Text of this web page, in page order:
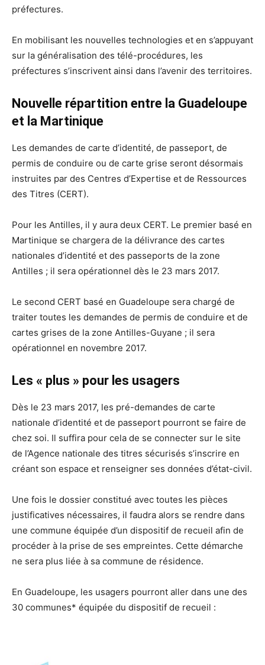
préfectures.
En mobilisant les nouvelles technologies et en s’appuyant
sur la généralisation des télé-procédures, les
préfectures s’inscrivent ainsi dans l’avenir des territoires.
Nouvelle répartition entre la Guadeloupe
et la Martinique
Les demandes de carte d’identité, de passeport, de
permis de conduire ou de carte grise seront désormais
instruites par des Centres d’Expertise et de Ressources
des Titres (CERT).
Pour les Antilles, il y aura deux CERT. Le premier basé en
Martinique se chargera de la délivrance des cartes
nationales d’identité et des passeports de la zone
Antilles ; il sera opérationnel dès le 23 mars 2017.
Le second CERT basé en Guadeloupe sera chargé de
traiter toutes les demandes de permis de conduire et de
cartes grises de la zone Antilles-Guyane ; il sera
opérationnel en novembre 2017.
Les « plus » pour les usagers
Dès le 23 mars 2017, les pré-demandes de carte
nationale d’identité et de passeport pourront se faire de
chez soi. Il suffira pour cela de se connecter sur le site
de l’Agence nationale des titres sécurisés s’inscrire en
créant son espace et renseigner ses données d’état-civil.
Une fois le dossier constitué avec toutes les pièces
justificatives nécessaires, il faudra alors se rendre dans
une commune équipée d’un dispositif de recueil afin de
procéder à la prise de ses empreintes. Cette démarche
ne sera plus liée à sa commune de résidence.
En Guadeloupe, les usagers pourront aller dans une des
30 communes* équipée du dispositif de recueil :